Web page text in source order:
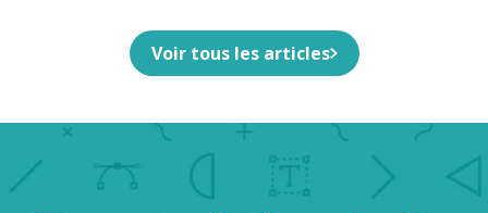
Voir tous les articles